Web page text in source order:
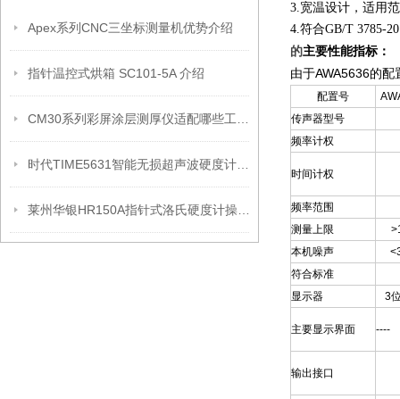
Apex系列CNC三坐标测量机优势介绍
指针温控式烘箱 SC101-5A 介绍
3.宽温设计，适用
4.符合GB/T 3785-
的主要性能指标：
由于AWA5636的配
配置号
传声器型号
频率计权
时间计权
频率范围
测量上限
本机噪声
符合标准
显示器
3
主要显示界面 ----
输出接口